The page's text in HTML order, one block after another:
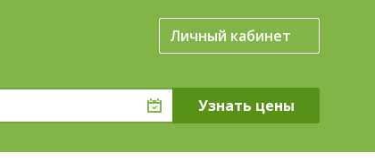
Личный кабинет